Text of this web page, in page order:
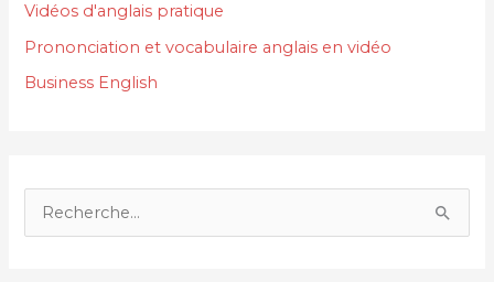
Vidéos d'anglais pratique
Prononciation et vocabulaire anglais en vidéo
Business English
e